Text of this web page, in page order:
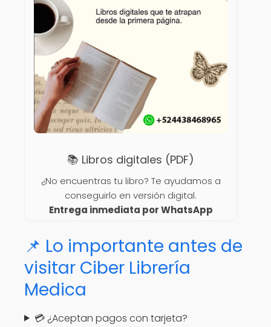
📚 Libros digitales (PDF)
¿No encuentras tu libro? Te ayudamos a
conseguirlo en versión digital.
Entrega inmediata por WhatsApp
📌 Lo importante antes de
visitar Ciber Librería
Medica
💳 ¿Aceptan pagos con tarjeta?